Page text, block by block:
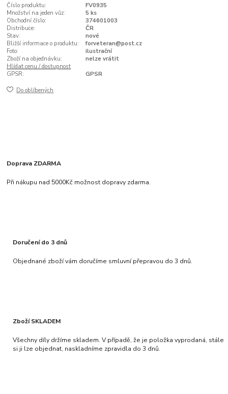
Číslo produktu:
FV0935
Množství na jeden vůz:
5 ks
Obchodní číslo:
374601003
Distribuce:
ČR
Stav:
nové
Bližší informace o produktu:
forveteran@post.cz
Foto:
ilustrační
Zboží na objednávku:
nelze vrátit
Hlídat cenu / dostupnost
GPSR:
GPSR
Do oblíbených
Doprava ZDARMA
Při nákupu nad 5000Kč možnost dopravy zdarma.
Doručení do 3 dnů
Objednané zboží vám doručíme smluvní přepravou do 3 dnů.
Zboží SKLADEM
Všechny díly držíme skladem. V případě, že je položka vyprodaná, stále
si ji lze objednat, naskladníme zpravidla do 3 dnů.